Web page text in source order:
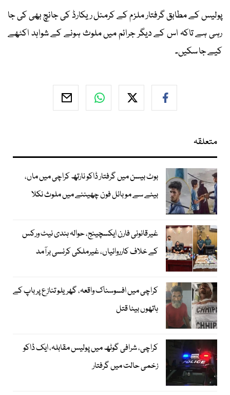
پولیس کے مطابق گرفتار ملزم کے کرمنل ریکارڈ کی جانچ بھی کی جا
رہی ہے تاکہ اس کے دیگر جرائم میں ملوث ہونے کے شواہد اکٹھے
کیے جا سکیں۔
متعلقہ
بوٹ بیسن میں گرفتار ڈاکو نارتھ کراچی میں ماں،
بیٹے سے موبائل فون چھیننے میں ملوث نکلا
غیرقانونی فارن ایکسچینج، حوالہ ہندی نیٹ ورکس
کے خلاف کارروائیاں، غیرملکی کرنسی برآمد
کراچی میں افسوسناک واقعہ، گھریلو تنازع پر باپ کے
ہاتھوں بیٹا قتل
کراچی، شرافی گوٹھ میں پولیس مقابلہ، ایک ڈاکو
زخمی حالت میں گرفتار